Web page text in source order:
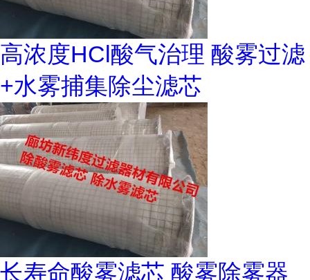
高浓度HCl酸气治理 酸雾过滤
+水雾捕集除尘滤芯
长寿命酸雾滤芯 酸雾除雾器